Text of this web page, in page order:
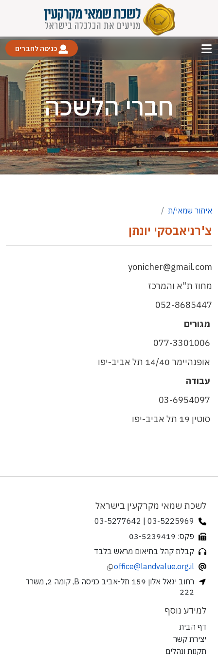
כניסה לחברים
חברי הלשכה
איתור שמאי/ת
צ'רניאבסקי יונתן
yonicher@gmail.com
מחוז ת"א והמרכז
052-8685447
מגורים
077-3301006
אופנהיימר 14/40 תל אביב-יפו
עבודה
03-6954097
סוטין 19 תל אביב-יפו
לשכת שמאי מקרקעין בישראל
03-5225969 | 03-5277642
פקס: 03-5239419
קבלת קהל בתיאום מראש בלבד
office@landvalue.org.il
רחוב יגאל אלון 159 תל-אביב כניסה B, קומה 2, משרד
222
למידע נוסף
דף הבית
יצירת קשר
תקנות ונהלים